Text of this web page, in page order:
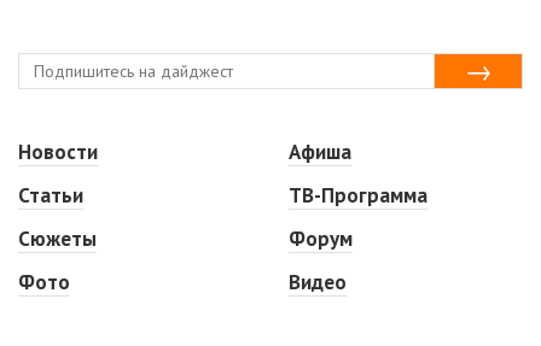
Новости
Статьи
Сюжеты
Фото
Афиша
ТВ-Программа
Форум
Видео